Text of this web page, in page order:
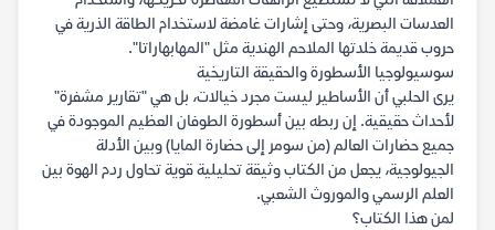
العدسات البصرية، وحتى إشارات غامضة لاستخدام الطاقة الذرية في
حروب قديمة خلدتها الملاحم الهندية مثل "المهابهاراتا".
سوسيولوجيا الأسطورة والحقيقة التاريخية
يرى الحلبي أن الأساطير ليست مجرد خيالات، بل هي "تقارير مشفرة"
لأحداث حقيقية. إن ربطه بين أسطورة الطوفان العظيم الموجودة في
جميع حضارات العالم (من سومر إلى حضارة المايا) وبين الأدلة
الجيولوجية، يجعل من الكتاب وثيقة تحليلية قوية تحاول ردم الهوة بين
العلم الرسمي والموروث الشعبي.
لمن هذا الكتاب؟